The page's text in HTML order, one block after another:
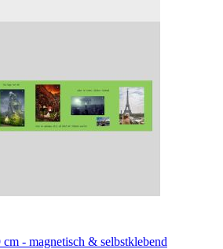
- magnetisch & selbstklebend